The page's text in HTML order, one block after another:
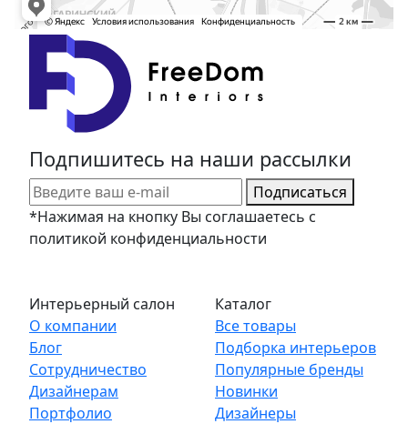
Интерьерный салон
О компании
Блог
Сотрудничество
Дизайнерам
Портфолио
Каталог
Все товары
Подборка интерьеров
Популярные бренды
Новинки
Дизайнеры
Подпишитесь на наши рассылки
Подписаться
*Нажимая на кнопку Вы соглашаетесь с
политикой конфиденциальности